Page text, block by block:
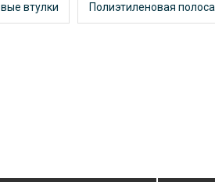
втулки Полиэтиленовая полоса